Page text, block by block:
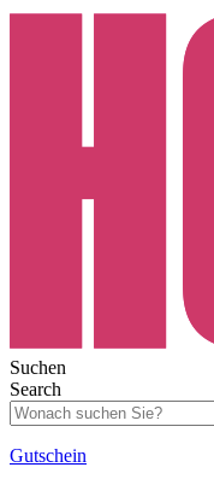
Suchen
Search
Gutschein